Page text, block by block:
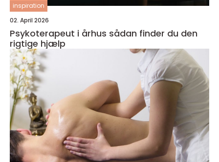
inspiration
02. April 2026
Psykoterapeut i århus sådan finder du den
rigtige hjælp